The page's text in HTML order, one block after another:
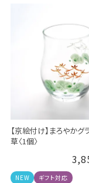
【京絵付け】まろやかグ
草〈1個〉
NEW ギフト対応